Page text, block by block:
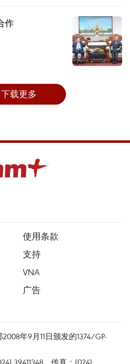
作
下载更多
使用条款
支持
VNA
广告
年9月11日颁发的1374/GP-